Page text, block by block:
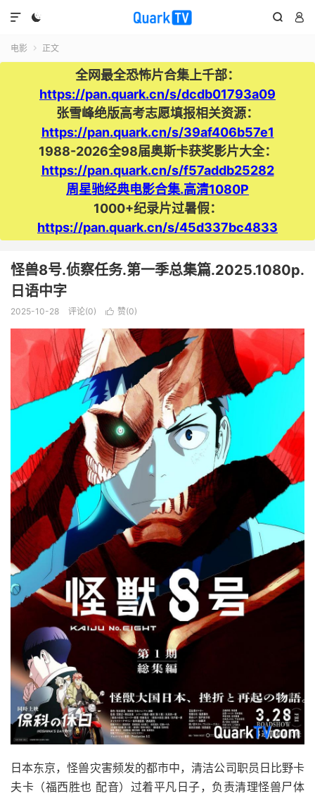
  

电影  正文
全网最全恐怖片合集上千部：
https://pan.quark.cn/s/dcdb01793a09
张雪峰绝版高考志愿填报相关资源：
https://pan.quark.cn/s/39af406b57e1
1988-2026全98届奥斯卡获奖影片大全：
https://pan.quark.cn/s/f57addb25282
周星驰经典电影合集.高清1080P
1000+纪录片过暑假：
https://pan.quark.cn/s/45d337bc4833
怪兽8号.侦察任务.第一季总集篇.2025.1080p.
日语中字
2025-10-28 评论(0)  赞(0)
日本东京，怪兽灾害频发的都市中，清洁公司职员日比野卡
夫卡（福西胜也 配音）过着平凡日子，负责清理怪兽尸体